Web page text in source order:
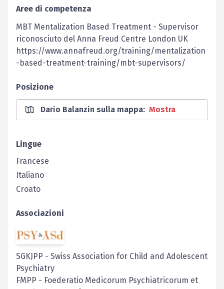
Aree di competenza
MBT Mentalization Based Treatment - Supervisor
riconosciuto del Anna Freud Centre London UK
https://www.annafreud.org/training/mentalization
-based-treatment-training/mbt-supervisors/
Posizione
Dario Balanzin sulla mappa: Mostra
Lingue
Francese
Italiano
Croato
Associazioni
SGKJPP - Swiss Association for Child and Adolescent
Psychiatry
FMPP - Foederatio Medicorum Psychiatricorum et